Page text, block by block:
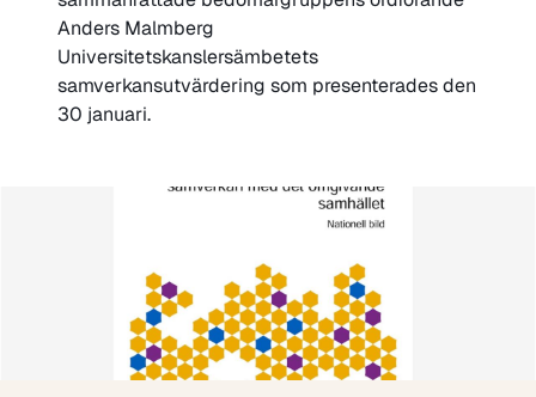
Anders Malmberg
Universitetskanslersämbetets
samverkansutvärdering som presenterades den
30 januari.